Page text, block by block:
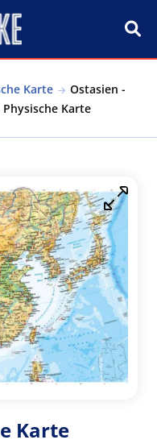
Karte
Ostasien -
Karte
Karte